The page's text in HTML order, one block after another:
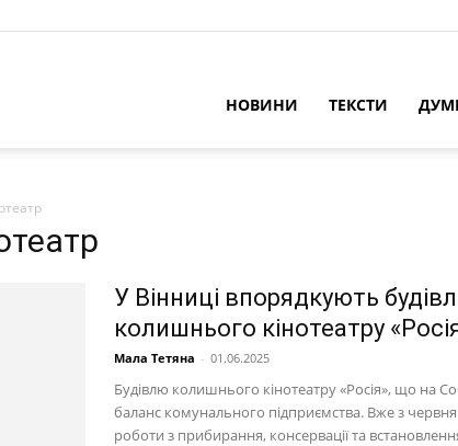
НОВИНИ ТЕКСТИ
У Вінниці впорядкують
колишнього кінотеатру
Мала Тетяна - 01.06.2025
Будівлю колишнього кінотеатру «Росія», що на
баланс комунального підприємства. Вже з
роботи з прибирання, консервації та